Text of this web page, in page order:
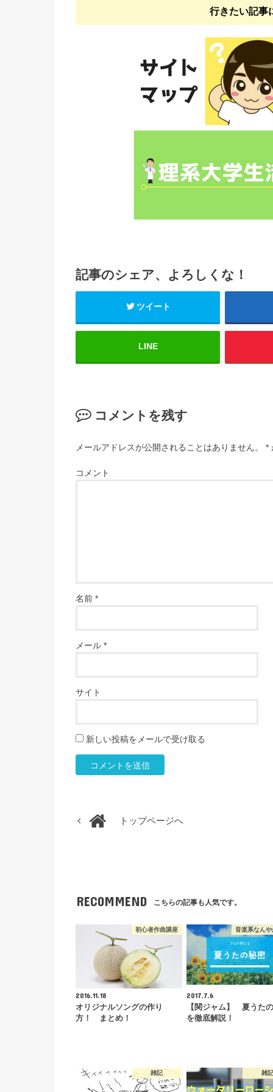
行きたい記事
記事のシェア、よろしくな！
ツイート
LINE
コメントを残す
メールアドレスが公開されることはありません。 *
コメント
名前 *
メール *
サイト
新しい投稿をメールで受け取る
トップページへ
RECOMMEND こちらの記事も人気です。
初心者作曲講座
2016.11.18
オリジナルソングの作り
方！ まとめ！
音楽系なんや
2017.7.6
【関ジャム】 夏うた
を徹底解説！
雑記 雑